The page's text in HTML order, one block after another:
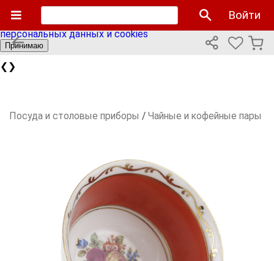
Мы используем cookies файлы для улучшения работы
сайта и персонализации. Продолжая пользоваться сайтом
вы соглашаетесь с нашейполитикой использования
персональных данных и cookies
Принимаю
❮ ❯
Войти
Посуда и столовые приборы / Чайные и кофейные пары